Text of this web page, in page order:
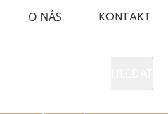
O NÁS KONTAKT